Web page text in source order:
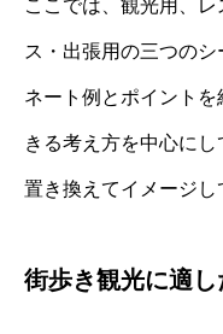
ここでは、観光用、
ス・出張用の三つの
ネート例とポイント
きる考え方を中心に
置き換えてイメージし
街歩き観光に適